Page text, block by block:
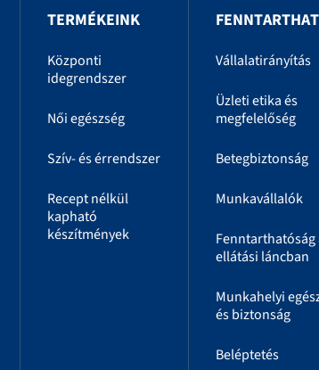
TERMÉKEINK
Központi
idegrendszer
Női egészség
Szív- és érrendszer
Recept nélkül
kapható
készítmények
Vállalatirányítás
Üzleti etika és
megfelelőség
Betegbiztonság
Munkavállalók
Fenntarthatóság
ellátási láncban
Munkahelyi
és biztonság
Beléptetés